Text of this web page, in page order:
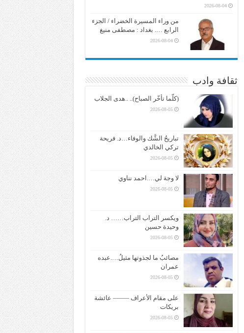
2026-08-04
من وراء المسيرة الخضراء / الجزء
الرابع …. بغداد : مصطفى منيغ
2026-08-04
ثقافة وادب
(كلّما تأخّر الصباح).. ..هدى الجلاب
2026-08-05
تباريحُ الشَّك والوفاء…د. فريحة
تركي الخالدي
2026-08-05
لا وجهَ لي….احمد نناوي
2026-08-05
ويكسر التراب التراب…… د.
وحيدة حسين
2026-08-05
مصائبُ ما لجذوتها مثيلُ….عبده
عمران
2026-08-05
على مقام الأعراف ——– عائشة
بريكات
2026-08-05